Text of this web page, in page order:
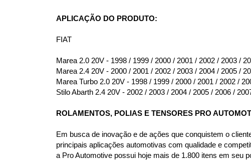
APLICAÇÃO DO PRODUTO:
FIAT
Marea 2.0 20V - 1998 / 1999 / 2000 / 2001 / 2002 / 2003 /
Marea 2.4 20V - 2000 / 2001 / 2002 / 2003 / 2004 / 2005 /
Marea Turbo 2.0 20V - 1998 / 1999 / 2000 / 2001 / 2002 /
Stilo Abarth 2.4 20V - 2002 / 2003 / 2004 / 2005 / 2006 /
ROLAMENTOS, POLIAS E TENSORES PRO
Em busca de inovação e de ações que conquistem o
principais aplicações automotivas com qualidade e
a Pro Automotive possui hoje mais de 1.800 itens em seu